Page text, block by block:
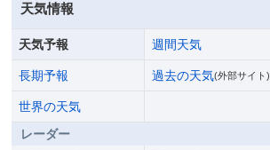
天気情報
天気予報 週間天気
長期予報 過去の天気(外部サイト)
世界の天気
レーダー